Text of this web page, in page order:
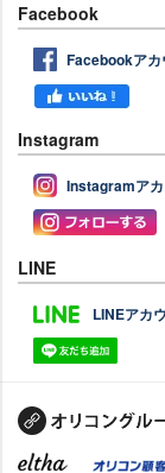
Facebook
Facebookアカ
Instagram
Instagramアカ
LINE
LINEアカ